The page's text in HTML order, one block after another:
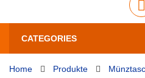
CATEGORIES
Home Produkte